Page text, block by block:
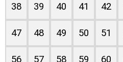
38 39 40 41 42
47 48 49 50 51
56 57 58 59 60